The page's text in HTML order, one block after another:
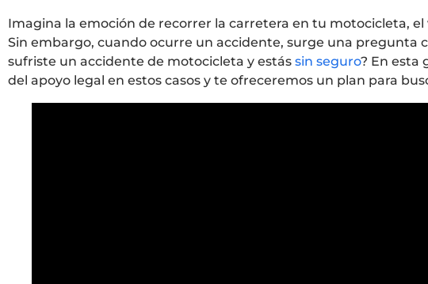
Imagina la emoción de recorrer la carretera en tu motocicleta,
Sin embargo, cuando ocurre un accidente, surge una pregunta
sufriste un accidente de motocicleta y estás sin seguro? En esta
del apoyo legal en estos casos y te ofreceremos un plan para